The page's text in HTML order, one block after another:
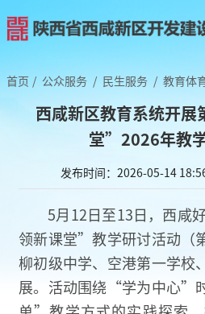
首页 / 公众服务 / 民生服务 / 教育体
西咸新区教育系统开
堂”2026年教
发布时间：2026-05-14
5月12日至13日，西咸
领新课堂”教学研讨活动（
柳初级中学、空港第一学校
展。活动围绕“学为中心”